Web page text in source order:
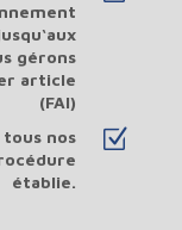
gérons
article
(FAI)
Z
nos
établie.